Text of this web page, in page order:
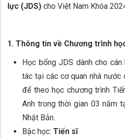
lực (JDS) cho Việt Nam Khóa
1. Thông tin về Chương trình
Học bổng JDS dành cho
tác tại các cơ quan nhà
để theo học chương trình
Anh trong thời gian 03 năm
Nhật Bản.
Bậc học: Tiến sĩ